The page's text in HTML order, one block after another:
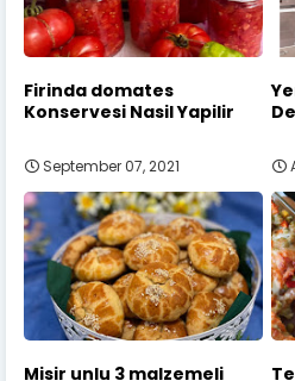
Firinda domates
Konservesi Nasil Yapilir
September 07, 2021
Misir unlu 3 malzemeli